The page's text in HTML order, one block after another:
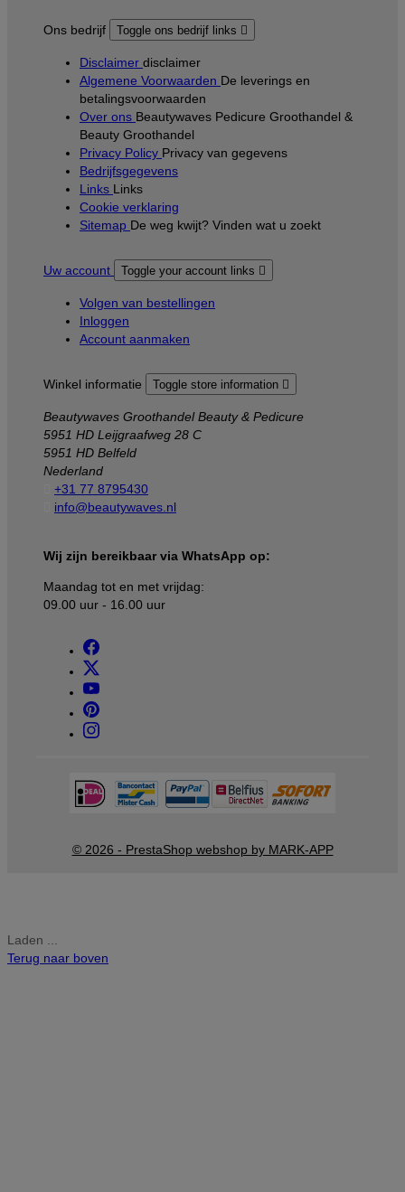
Ons bedrijf Toggle ons bedrijf links 
Disclaimer disclaimer
Algemene Voorwaarden De leverings en
betalingsvoorwaarden
Over ons Beautywaves Pedicure Groothandel &
Beauty Groothandel
Privacy Policy Privacy van gegevens
Bedrijfsgegevens
Links Links
Cookie verklaring
Sitemap De weg kwijt? Vinden wat u zoekt
Uw account Toggle your account links 
Volgen van bestellingen
Inloggen
Account aanmaken
Winkel informatie Toggle store information 
Beautywaves Groothandel Beauty & Pedicure
5951 HD Leijgraafweg 28 C
5951 HD Belfeld
Nederland
+31 77 8795430
info@beautywaves.nl
Wij zijn bereikbaar via WhatsApp op:
Maandag tot en met vrijdag:
09.00 uur - 16.00 uur
© 2026 - PrestaShop webshop by MARK-APP
Laden ...
Terug naar boven